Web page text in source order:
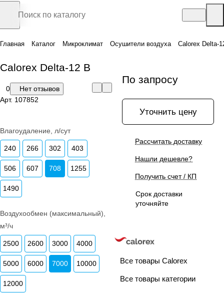
Главная Каталог Микроклимат Осушители воздуха Calorex Delta-
Calorex Delta-12 B
0
Нет отзывов
Арт. 107852
Влагоудаление, л/сут
240 266 302 403
506 607 708 1255
1490
Воздухообмен (максимальный),
м³/ч
2500 2600 3000 4000
5000 6000 7000 10000
12000
По запросу
Уточнить цену
Рассчитать доставку
Нашли дешевле?
Получить счет / КП
Срок доставки
уточняйте
Все товары Calorex
Все товары категории